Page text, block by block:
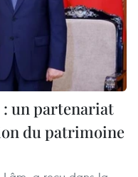
: un partenariat
du patrimoine